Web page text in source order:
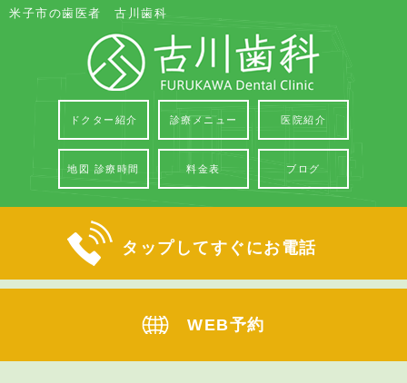
米子市の歯医者 古川歯科
ドクター紹介 診療メニュー 医院紹介
地図 診療時間 料金表 ブログ
タップしてすぐにお電話
WEB予約